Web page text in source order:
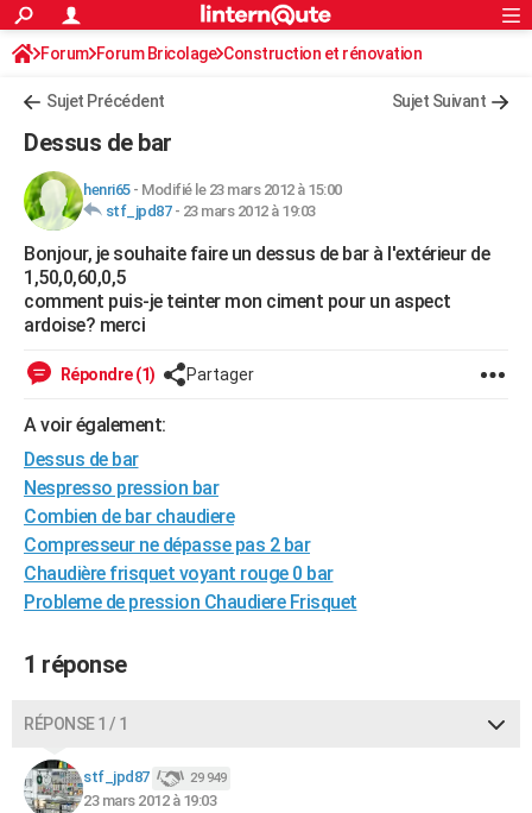
ACTUALITÉS
Politique
Société
Faits Divers
Education
Monde
Villes
+
FINANCE
Retraite
Impôts
Epargne
Immobilier
Risques naturels par ville
Banque
Assurance
Crédit
AUTO
Essais
Réserver un essai
Citadines
Berlines
SUV
Forum auto
+HIGH-TECH
Mobiles
Meilleur smartphone
Internet
Ordinateurs
Jeux vidéo
Guide high-tech
+BRICOLAGE
Forum
Aménagement intérieur
Extérieur
Cuisine
Salle de bains
Jardinage
Rangement
WEEK-END
LIFESTYLE
Art de vivre
Bien-être
Loisirs
Mode
Modes de vie
SANTE
Alimentation
Guide de la santé
Maladies
Médicaments
Sommeil
VOYAGE
Destinations
City break
Voyage nature
Voyage de noces
Forum
Climat
+PHOTO
GUIDES D'ACHAT
BONS PLANS
Dictionnaire
Biographies
Citations
Expressions
Proverbes
PROGRAMME TV
Rechercher
S'inscrire
Connexion
Forum Forum Bricolage Construction et rénovation
Sujet Précédent Sujet Suivant
Dessus de bar
henri65- Modifié le 23 mars 2012 à 15:00
stf_jpd87- 23 mars 2012 à 19:03
Bonjour, je souhaite faire un dessus de bar à l'extérieur de
1,50,0,60,0,5
comment puis-je teinter mon ciment pour un aspect
ardoise? merci
Répondre (1) Partager
A voir également:
Dessus de bar
Nespresso pression bar
Combien de bar chaudiere
Compresseur ne dépasse pas 2 bar
Chaudière frisquet voyant rouge 0 bar
Probleme de pression Chaudiere Frisquet
1 réponse
RÉPONSE 1 / 1
stf_jpd87 29 949
23 mars 2012 à 19:03